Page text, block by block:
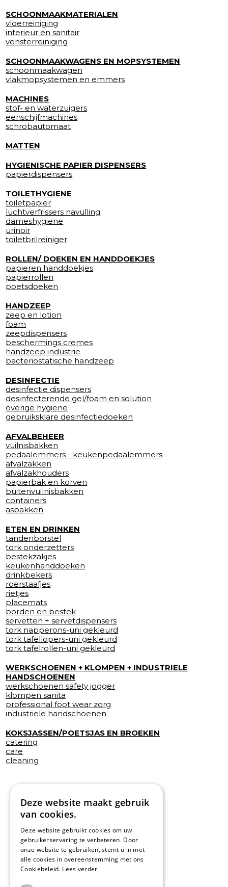
SCHOONMAAKMATERIALEN
vloerreiniging
interieur en sanitair
vensterreiniging
SCHOONMAAKWAGENS EN MOPSYSTEMEN
schoonmaakwagen
vlakmopsystemen en emmers
MACHINES
stof- en waterzuigers
eenschijfmachines
schrobautomaat
MATTEN
HYGIENISCHE PAPIER DISPENSERS
papierdispensers
TOILETHYGIENE
toiletpapier
luchtverfrissers navulling
dameshygiene
urinoir
toiletbrilreiniger
ROLLEN/ DOEKEN EN HANDDOEKJES
papieren handdoekjes
papierrollen
poetsdoeken
HANDZEEP
zeep en lotion
foam
zeepdispensers
beschermings cremes
handzeep industrie
bacteriostatische handzeep
DESINFECTIE
desinfectie dispensers
desinfecterende gel/foam en solution
overige hygiene
gebruiksklare desinfectiedoeken
AFVALBEHEER
vuilnisbakken
pedaalemmers - keukenpedaalemmers
afvalzakken
afvalzakhouders
papierbak en korven
buitenvuilnisbakken
containers
asbakken
ETEN EN DRINKEN
tandenborstel
tork onderzetters
bestekzakjes
keukenhanddoeken
drinkbekers
roerstaafjes
rietjes
placemats
borden en bestek
servetten + servetdispensers
tork napperons-uni gekleurd
tork tafellopers-uni gekleurd
tork tafelrollen-uni gekleurd
WERKSCHOENEN + KLOMPEN + INDUSTRIELE
HANDSCHOENEN
werkschoenen safety jogger
klompen sanita
professional foot wear zorg
industriele handschoenen
KOKSJASSEN/POETSJAS EN BROEKEN
catering
care
cleaning
Deze website maakt gebruik
van cookies.
Deze website gebruikt cookies om uw
gebruikerservaring te verbeteren. Door
onze website te gebruiken, stemt u in met
alle cookies in overeenstemming met ons
Cookiebeleid. Lees verder